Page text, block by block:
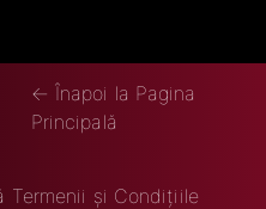
← Înapoi la Pagina
Principală
Termenii și Condițiile